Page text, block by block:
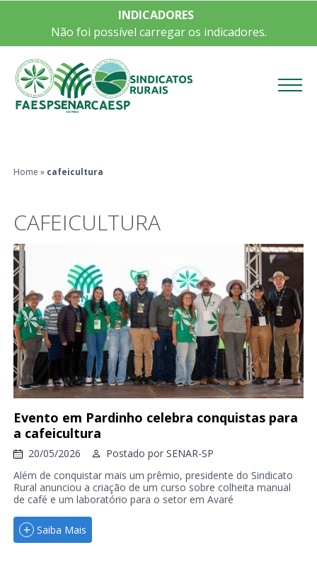
INDICADORES
Não foi possível carregar os indicadores.
Home » cafeicultura
CAFEICULTURA
Evento em Pardinho celebra conquistas para
a cafeicultura
20/05/2026 Postado por SENAR-SP
Além de conquistar mais um prêmio, presidente do Sindicato
Rural anunciou a criação de um curso sobre colheita manual
de café e um laboratório para o setor em Avaré
Saiba Mais